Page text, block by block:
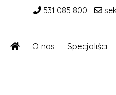
531 085 800
O nas Specjaliści